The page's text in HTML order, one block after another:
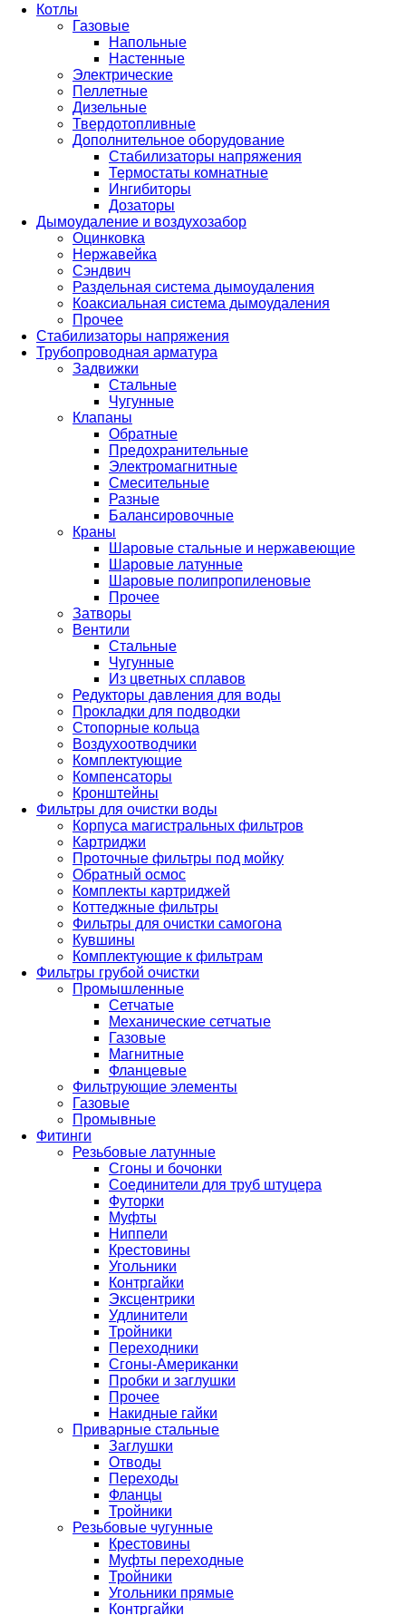
Котлы
Газовые
Напольные
Настенные
Электрические
Пеллетные
Дизельные
Твердотопливные
Дополнительное оборудование
Стабилизаторы напряжения
Термостаты комнатные
Ингибиторы
Дозаторы
Дымоудаление и воздухозабор
Оцинковка
Нержавейка
Сэндвич
Раздельная система дымоудаления
Коаксиальная система дымоудаления
Прочее
Стабилизаторы напряжения
Трубопроводная арматура
Задвижки
Стальные
Чугунные
Клапаны
Обратные
Предохранительные
Электромагнитные
Смесительные
Разные
Балансировочные
Краны
Шаровые стальные и нержавеющие
Шаровые латунные
Шаровые полипропиленовые
Прочее
Затворы
Вентили
Стальные
Чугунные
Из цветных сплавов
Редукторы давления для воды
Прокладки для подводки
Стопорные кольца
Воздухоотводчики
Комплектующие
Компенсаторы
Кронштейны
Фильтры для очистки воды
Корпуса магистральных фильтров
Картриджи
Проточные фильтры под мойку
Обратный осмос
Комплекты картриджей
Коттеджные фильтры
Фильтры для очистки самогона
Кувшины
Комплектующие к фильтрам
Фильтры грубой очистки
Промышленные
Сетчатые
Механические сетчатые
Газовые
Магнитные
Фланцевые
Фильтрующие элементы
Газовые
Промывные
Фитинги
Резьбовые латунные
Сгоны и бочонки
Соединители для труб штуцера
Футорки
Муфты
Ниппели
Крестовины
Угольники
Контргайки
Эксцентрики
Удлинители
Тройники
Переходники
Сгоны-Американки
Пробки и заглушки
Прочее
Накидные гайки
Приварные стальные
Заглушки
Отводы
Переходы
Фланцы
Тройники
Резьбовые чугунные
Крестовины
Муфты переходные
Тройники
Угольники прямые
Контргайки